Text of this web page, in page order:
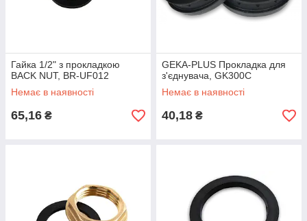
Гайка 1/2" з прокладкою
BACK NUT, BR-UF012
Немає в наявності
65,16 ₴
GEKA-PLUS Прокладка для
з'єднувача, GK300C
Немає в наявності
40,18 ₴